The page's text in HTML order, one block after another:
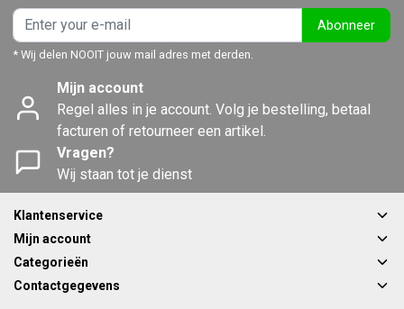
Abonneer
* Wij delen NOOIT jouw mail adres met derden.
Mijn account
Regel alles in je account. Volg je bestelling, betaal
facturen of retourneer een artikel.
Vragen?
Wij staan tot je dienst
Klantenservice
Mijn account
Categorieën
Contactgegevens